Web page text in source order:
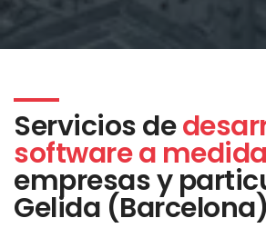
Servicios de
software a medida
empresas y
Gelida (Barcelona)